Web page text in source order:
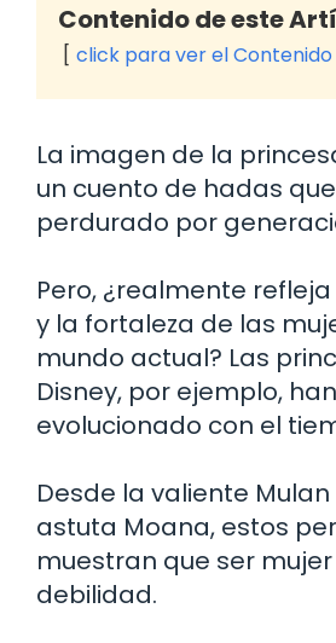
Contenido de este
click para ver el Contenido
La imagen de la
un cuento de hadas
perdurado por
Pero, ¿realmente
y la fortaleza de las
mundo actual? Las
Disney, por ejemplo, han
evolucionado con el
Desde la valiente
astuta Moana, estos
muestran que ser
debilidad.